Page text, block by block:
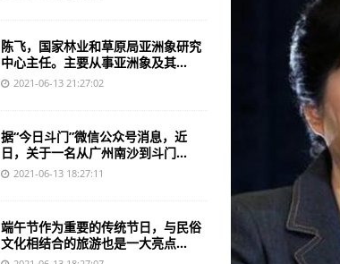
美媒：空军战备状态下降，每年要引入1500飞行员
美媒：海军最重要反潜机战备能力低于预期目标
在叙利亚参与“非战斗事件”后，一美军士兵死亡
和贝佐斯一起上天 载人飞行乘客票拍出2800万美元
广州疾控中心呼吁市民遵守防控措施
陈飞，国家林业和草原局亚洲象研究
中心主任。主要从事亚洲象及其...
2021-06-13 21:27:02
据“今日斗门”微信公众号消息，近
日，关于一名从广州南沙到斗门...
2021-06-13 18:27:11
端午节作为重要的传统节日，与民俗
文化相结合的旅游也是一大亮点...